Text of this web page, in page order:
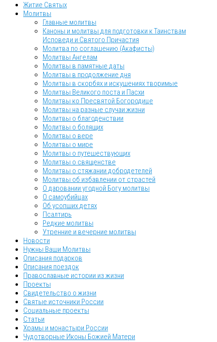
Житие Святых
Молитвы
Главные молитвы
Каноны и молитвы для подготовки к Таинствам
Исповеди и Святого Причастия
Молитва по соглашению (Акафисты)
Молитвы Ангелам
Молитвы в памятные даты
Молитвы в продолжение дня
Молитвы в скорбях и искушениях творимые
Молитвы Великого поста и Пасхи
Молитвы ко Пресвятой Богородице
Молитвы на разные случаи жизни
Молитвы о благоденствии
Молитвы о болящих
Молитвы о вере
Молитвы о мире
Молитвы о путешествующих
Молитвы о священстве
Молитвы о стяжании добродетелей
Молитвы об избавлении от страстей
О даровании угодной Богу молитвы
О самоубийцах
Об усопших детях
Псалтирь
Редкие молитвы
Утренние и вечерние молитвы
Новости
Нужны Ваши Молитвы
Описания подарков
Описания поездок
Православные истории из жизни
Проекты
Свидетельство о жизни
Святые источники России
Социальные проекты
Статьи
Храмы и монастыри России
Чудотворные Иконы Божией Матери